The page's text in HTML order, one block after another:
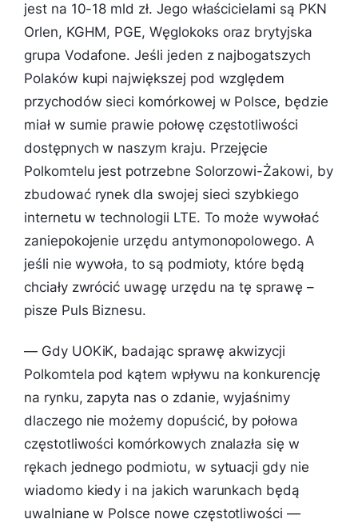
jest na 10-18 mld zł. Jego właścicielami są PKN
Orlen, KGHM, PGE, Węglokoks oraz brytyjska
grupa Vodafone. Jeśli jeden z najbogatszych
Polaków kupi największej pod względem
przychodów sieci komórkowej w Polsce, będzie
miał w sumie prawie połowę częstotliwości
dostępnych w naszym kraju. Przejęcie
Polkomtelu jest potrzebne Solorzowi-Żakowi, by
zbudować rynek dla swojej sieci szybkiego
internetu w technologii LTE. To może wywołać
zaniepokojenie urzędu antymonopolowego. A
jeśli nie wywoła, to są podmioty, które będą
chciały zwrócić uwagę urzędu na tę sprawę –
pisze Puls Biznesu.
—Gdy UOKiK, badając sprawę akwizycji
Polkomtela pod kątem wpływu na konkurencję
na rynku, zapyta nas o zdanie, wyjaśnimy
dlaczego nie możemy dopuścić, by połowa
częstotliwości komórkowych znalazła się w
rękach jednego podmiotu, w sytuacji gdy nie
wiadomo kiedy i na jakich warunkach będą
uwalniane w Polsce nowe częstotliwości—